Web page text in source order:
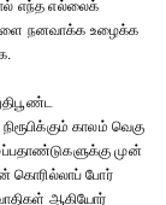
எந்த எல்லைக்
நனவாக்க உழைக்க
காலம் வெகு
முன்
கொரில்லாப் போர்
ஆகியோர்